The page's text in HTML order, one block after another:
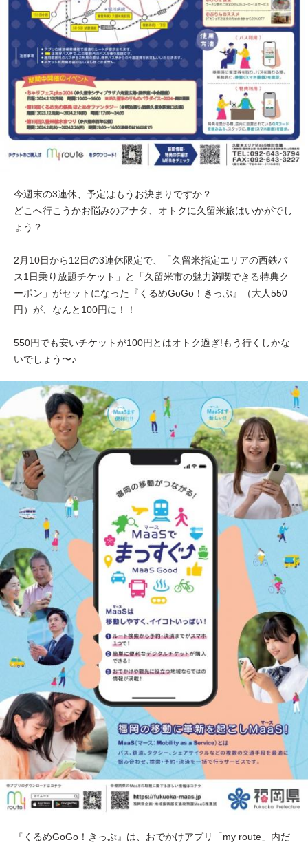
今週末の3連休、予定はもうお決まりですか？
どこへ行こうかお悩みのアナタ、オトクに久留米旅はいかがでし
ょう？
2月10日から12日の3連休限定で、「久留米指定エリアの西鉄バ
ス1日乗り放題チケット」と「久留米市の魅力満喫できる特典ク
ーポン」がセットになった『くるめGoGo！きっぷ』（大人550
円）が、なんと100円に！！
550円でも安いチケットが100円とはオトク過ぎ!もう行くしかな
いでしょう〜♪
『くるめGoGo！きっぷ』は、おでかけアプリ「my route」内だ